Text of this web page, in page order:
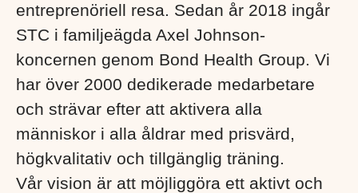
entreprenöriell resa. Sedan år 2018 ingår
STC i familjeägda Axel Johnson-
koncernen genom Bond Health Group. Vi
har över 2000 dedikerade medarbetare
och strävar efter att aktivera alla
människor i alla åldrar med prisvärd,
högkvalitativ och tillgänglig träning.
Vår vision är att möjliggöra ett aktivt och